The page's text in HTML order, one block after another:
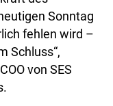
Sonntag
fehlen wird –
Schluss“,
von SES